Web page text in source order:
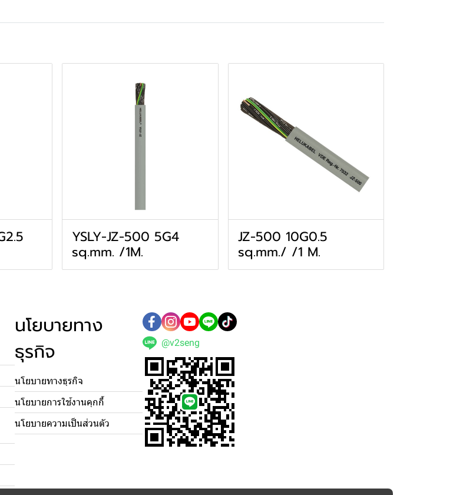
YSLY-JZ-500 5G4
sq.mm. /1M.
JZ-500 10G0.5
sq.mm./ /1 M.
นโยบายทาง
ธุรกิจ
นโยบายทางธุรกิจ
นโยบายการใช้งานคุกกี้
นโยบายความเป็นส่วนตัว
@v2seng